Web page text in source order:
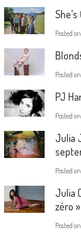
Posted on
Posted on
PJ
Posted on
Julia
Posted on
Julia
zéro »
Posted on